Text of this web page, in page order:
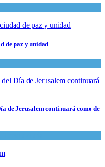
de paz y unidad
de Jerusalem continuará como de